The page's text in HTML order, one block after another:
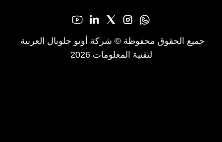
لتقنية المعلومات 2026